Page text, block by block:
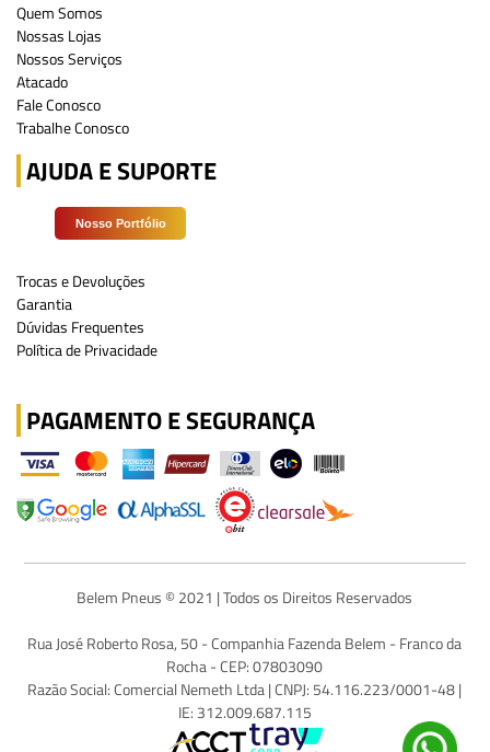
Quem Somos
Nossas Lojas
Nossos Serviços
Atacado
Fale Conosco
Trabalhe Conosco
AJUDA E SUPORTE
Nosso Portfólio
Trocas e Devoluções
Garantia
Dúvidas Frequentes
Política de Privacidade
PAGAMENTO E SEGURANÇA
Belem Pneus © 2021 | Todos os Direitos Reservados
Rua José Roberto Rosa, 50 - Companhia Fazenda Belem - Franco da
Rocha - CEP: 07803090
Razão Social: Comercial Nemeth Ltda | CNPJ: 54.116.223/0001-48 |
IE: 312.009.687.115